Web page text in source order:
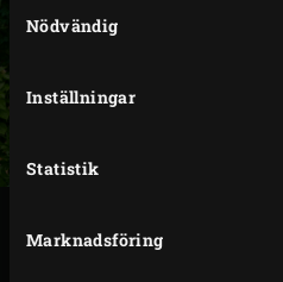
Nödvändig
Inställningar
Statistik
Marknadsföring